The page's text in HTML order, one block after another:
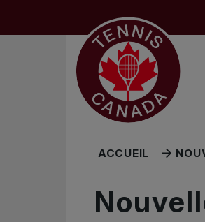
ACCUEIL